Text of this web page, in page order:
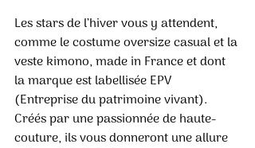
Les stars de l’hiver vous y attendent,
comme le costume oversize casual et la
veste kimono, made in France et dont
la marque est labellisée EPV
(Entreprise du patrimoine vivant).
Créés par une passionnée de haute-
couture, ils vous donneront une allure